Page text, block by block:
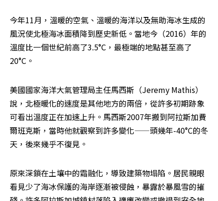
今年11月，溫暖的空氣、溫暖的海洋以及無助海冰生成的
風況使北極海冰面積降到歷史新低。當地今（2016）年的
溫度比一個世紀前高了3.5°C，最極端的地點甚至高了
20°C。
美國國家海洋大氣管理局主任馬西斯（Jeremy Mathis）
說，北極暖化的速度是其他地方的兩倍，從許多初期跡象
可看出溫度正在加速上升。馬西斯2007年搬到阿拉斯加費
爾班克斯，當時他就觀察到許多變化——頭幾年-40°C的冬
天，後來幾乎不復見。
原來深鎖在土壤中的霜融化，導致建築物塌陷。居民親眼
看見少了海冰保護的海岸逐漸被侵蝕，暴露於暴風雪的摧